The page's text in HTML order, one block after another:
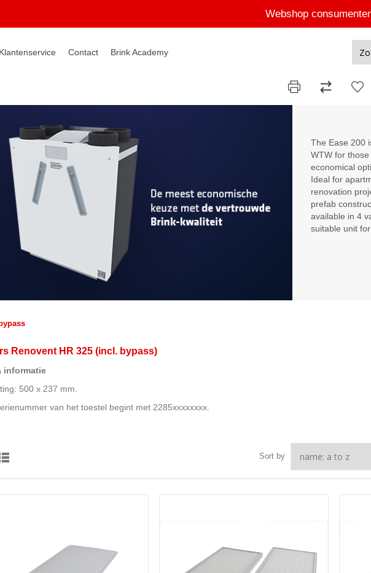
Webshop
Klantenservice Contact Brink Academy
The Ease 200
WTW for
economical
Ideal for
renovation
prefab
available in 4
suitable unit
Renovent HR 325 (incl. bypass)
informatie
500 x 237 mm.
van het toestel begint met 2285xxxxxxxx.
Sort by